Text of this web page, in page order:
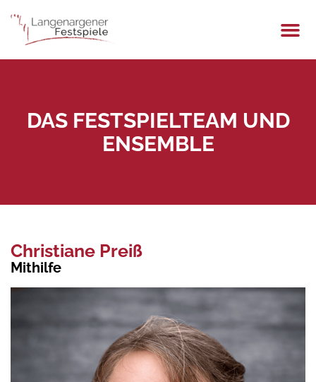
DAS FESTSPIELTEAM UND
ENSEMBLE
Christiane Preiß
Mithilfe